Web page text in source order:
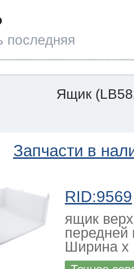
последняя
Ящик
Запчасти в
RID:9569
ящик
Ширина х